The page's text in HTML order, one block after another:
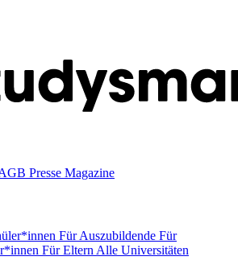
Presse Magazine
Für Auszubildende Für
Für Eltern Alle Universitäten